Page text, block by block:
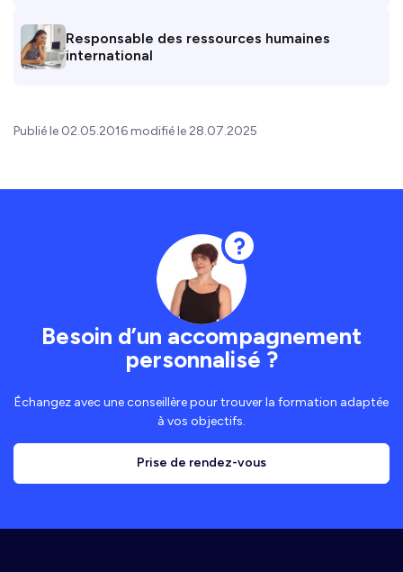
Responsable des ressources humaines
international
Publié le 02.05.2016 modifié le 28.07.2025
Besoin d’un accompagnement
personnalisé ?
Échangez avec une conseillère pour trouver la formation adaptée
à vos objectifs.
Prise de rendez-vous